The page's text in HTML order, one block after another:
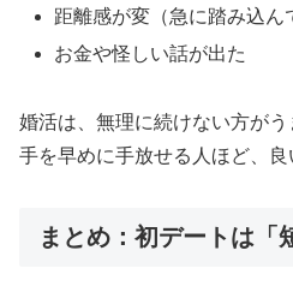
距離感が変（急に踏み込ん
お金や怪しい話が出た
婚活は、無理に続けない方が
手を早めに手放せる人ほど、良
まとめ：初デートは「